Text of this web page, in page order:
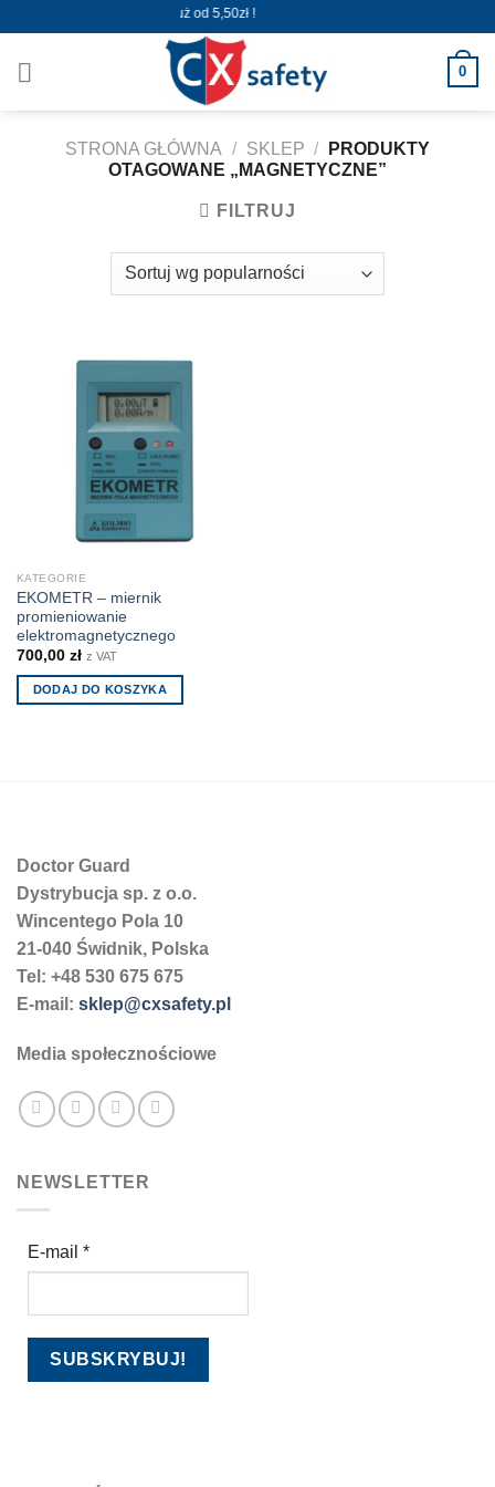
content
Wysyłka już od 5,50zł !
0
STRONA GŁÓWNA / SKLEP /
PRODUKTY
OTAGOWANE „MAGNETYCZNE”
FILTRUJ
KATEGORIE
EKOMETR – miernik
promieniowanie
elektromagnetycznego
700,00 zł z VAT
DODAJ DO KOSZYKA
Doctor Guard
Dystrybucja sp. z o.o.
Wincentego Pola 10
21-040 Świdnik, Polska
Tel: +48 530 675 675
E-mail: sklep@cxsafety.pl
Media społecznościowe
NEWSLETTER
E-mail *